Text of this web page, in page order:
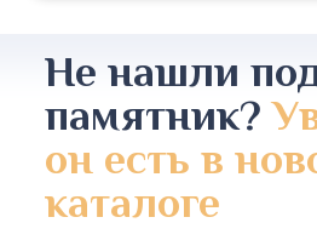
Не нашли
памятник?
он есть в
каталоге